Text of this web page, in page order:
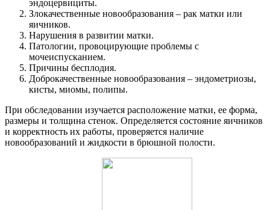
эндоцервициты.
Злокачественные новообразования – рак матки или
яичников.
Нарушения в развитии матки.
Патологии, провоцирующие проблемы с
мочеиспусканием.
Причины бесплодия.
Доброкачественные новообразования – эндометриозы,
кисты, миомы, полипы.
При обследовании изучается расположение матки, ее форма,
размеры и толщина стенок. Определяется состояние яичников
и корректность их работы, проверяется наличие
новообразований и жидкости в брюшной полости.